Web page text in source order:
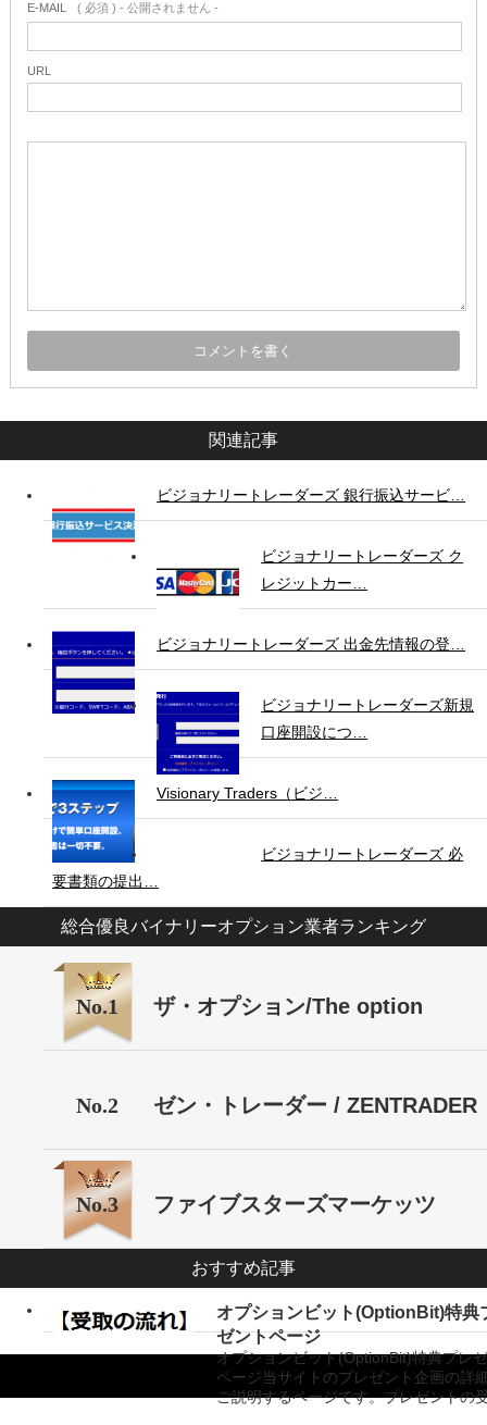
E-MAIL ( 必須 ) - 公開されません -
URL
関連記事
ビジョナリートレーダーズ 銀行振込サービ…
ビジョナリートレーダーズ ク
レジットカー…
ビジョナリートレーダーズ 出金先情報の登…
ビジョナリートレーダーズ新規
口座開設につ…
Visionary Traders（ビジ…
ビジョナリートレーダーズ 必
要書類の提出…
総合優良バイナリーオプション業者ランキング
No.1 ザ・オプション/The option
No.2 ゼン・トレーダー / ZENTRADER
No.3 ファイブスターズマーケッツ
おすすめ記事
オプションビット(OptionBit)特典
ゼントページ
オプションビット(OptionBit)特典プレ
ページ当サイトのプレゼント企画の詳
ご説明するページです。プレゼントの